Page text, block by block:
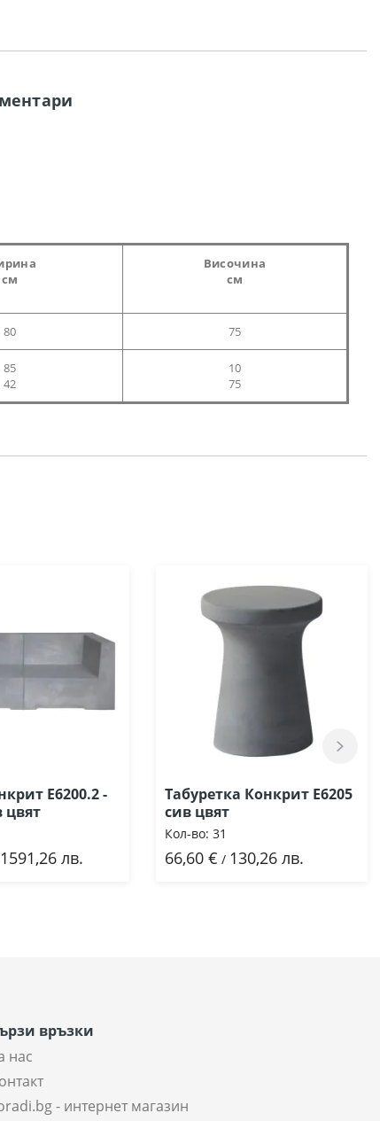
см
Височина
см
80 75
85
42
10
75
Ε6200.2 -
цвят
1591,26 лв.
Табуретка Конкрит Ε6205
сив цвят
Кол-во: 31
66,60 € / 130,26 лв.
Добави
връзки
нас
- интернет магазин